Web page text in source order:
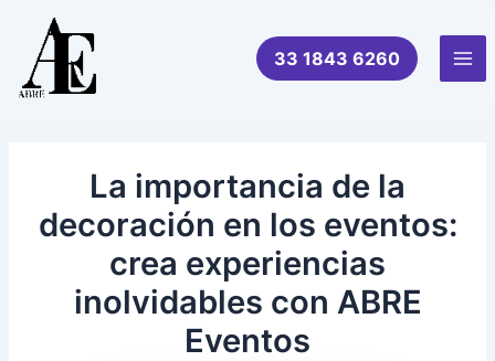
contenido
33 1843 6260
La importancia de la
decoración en los eventos:
crea experiencias
inolvidables con ABRE
Eventos